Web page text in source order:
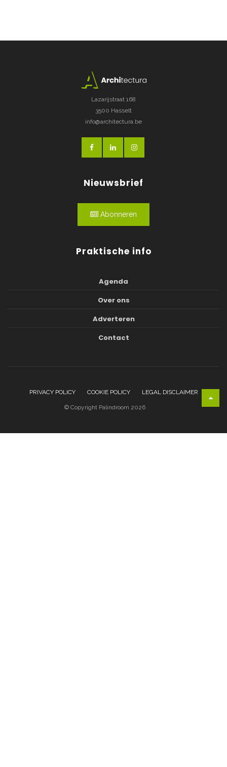
Lazarijstraat 168
3500 Hasselt
info@architectura.be
Nieuwsbrief
Abonneren
Praktische info
Agenda
Over ons
Adverteren
Contact
PRIVACY POLICY COOKIE POLICY LEGAL DISCLAIMER
© Copyright Palindroom 2026